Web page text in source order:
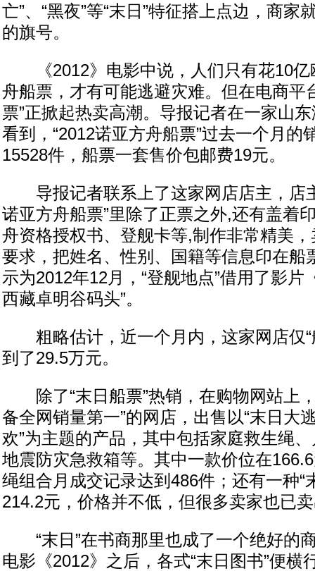
亡”、“黑夜”等“末日”特征搭上点边，商家
的旗号。
《2012》电影中说，人们只有花10亿
舟船票，才有可能逃避灾难。但在电商平
票”正掀起热卖高潮。导报记者在一家山
看到，“2012诺亚方舟船票”过去一个月的
15528件，船票一套售价包邮费19元。
导报记者联系上了这家网店店主，店
诺亚方舟船票”里除了正票之外,还有盖着
舟资格授权书、登舰卡等,制作非常精美
要求，把姓名、性别、国籍等信息印在船
示为2012年12月，“登舰地点”借用了影片
西藏卓明谷码头”。
粗略估计，近一个月内，这家网店仅“
到了29.5万元。
除了“末日船票”热销，在购物网站上
备全网销量第一”的网店，出售以“末日大
欢”为主题的产品，其中包括家庭救生绳
地震防灾急救箱等。其中一款价位在
绳组合月成交记录达到486件；还有一种“
214.2元，价格并不低，但很多卖家也已
“末日”在书商那里也成了一个绝好的
电影《2012》之后，各式“末日图书”便横